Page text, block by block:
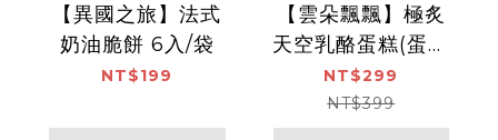
【異國之旅】法式
奶油脆餅 6入/袋
NT$199
【雲朵飄飄】極炙
天空乳酪蛋糕(蛋奶
素) 6吋/盒
NT$299
NT$399